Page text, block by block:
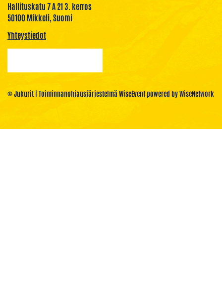
Hallituskatu 7 A 21 3. kerros
50100 Mikkeli, Suomi
Yhteystiedot
© Jukurit | Toiminnanohjausjärjestelmä WiseEventpowered byWiseNetwork